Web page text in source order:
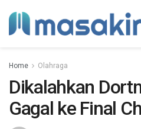
Home Olahraga
Dikalahkan
Gagal ke Final